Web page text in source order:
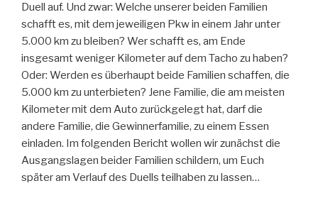
Duell auf. Und zwar: Welche unserer beiden Familien
schafft es, mit dem jeweiligen Pkw in einem Jahr unter
5.000 km zu bleiben? Wer schafft es, am Ende
insgesamt weniger Kilometer auf dem Tacho zu haben?
Oder: Werden es überhaupt beide Familien schaffen, die
5.000 km zu unterbieten? Jene Familie, die am meisten
Kilometer mit dem Auto zurückgelegt hat, darf die
andere Familie, die Gewinnerfamilie, zu einem Essen
einladen. Im folgenden Bericht wollen wir zunächst die
Ausgangslagen beider Familien schildern, um Euch
später am Verlauf des Duells teilhaben zu lassen…